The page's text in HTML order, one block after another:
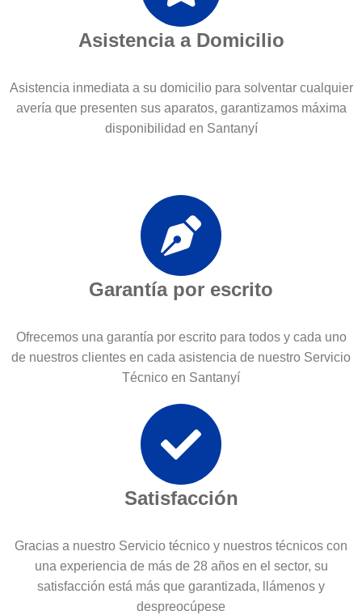
Asistencia a Domicilio
Asistencia inmediata a su domicilio para solventar cualquier
avería que presenten sus aparatos, garantizamos máxima
disponibilidad en Santanyí
Garantía por escrito
Ofrecemos una garantía por escrito para todos y cada uno
de nuestros clientes en cada asistencia de nuestro Servicio
Técnico en Santanyí
Satisfacción
Gracias a nuestro Servicio técnico y nuestros técnicos con
una experiencia de más de 28 años en el sector, su
satisfacción está más que garantizada, llámenos y
despreocúpese